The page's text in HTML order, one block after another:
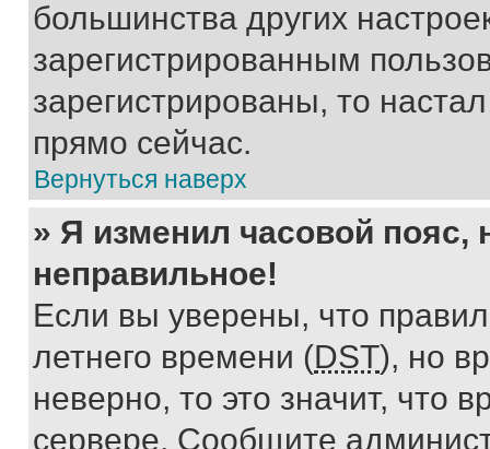
большинства других
зарегистрированным
зарегистрированы, то
прямо сейчас.
Вернуться наверх
» Я изменил часовой пояс,
неправильное!
Если вы уверены, что
летнего времени (DST), но
неверно, то это значит, что
сервере. Сообщите